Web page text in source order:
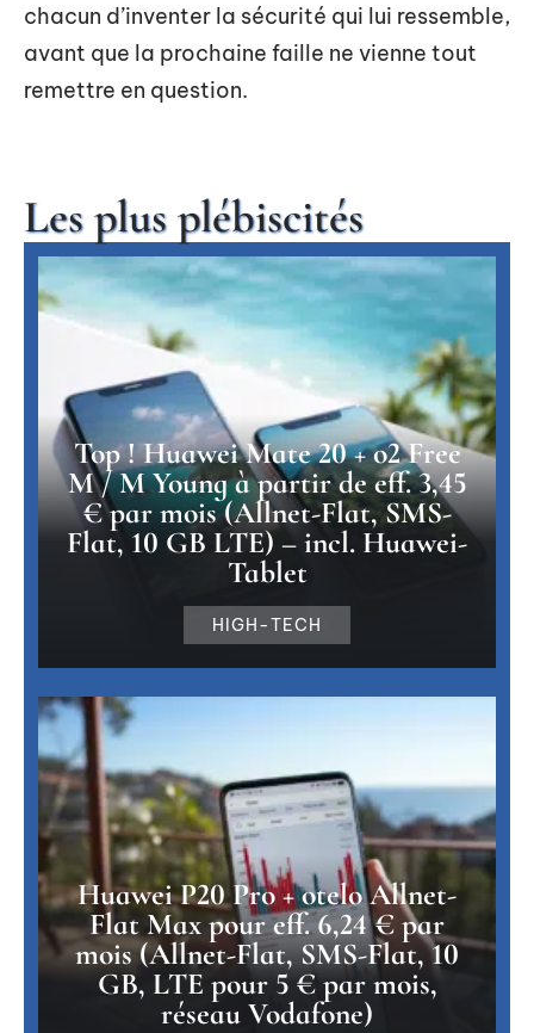
chacun d’inventer la sécurité qui lui ressemble,
avant que la prochaine faille ne vienne tout
remettre en question.
Les plus plébiscités
Top ! Huawei Mate 20 + o2 Free
M / M Young à partir de eff. 3,45
€ par mois (Allnet-Flat, SMS-
Flat, 10 GB LTE) – incl. Huawei-
Tablet
HIGH-TECH
Huawei P20 Pro + otelo Allnet-
Flat Max pour eff. 6,24 € par
mois (Allnet-Flat, SMS-Flat, 10
GB, LTE pour 5 € par mois,
réseau Vodafone)